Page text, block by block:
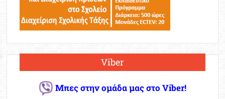
Viber
Μπες στην ομάδα μας στο Viber!